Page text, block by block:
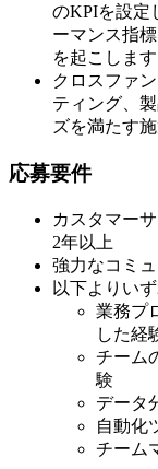
のKPIを設定
ーマンス指
を起こします
クロスファ
ティング、
ズを満たす
応募要件
カスタマー
2年以上
強力なコミ
以下よりい
業務プ
した経
チーム
験
データ
自動化
チーム